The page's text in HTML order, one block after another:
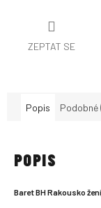
ZEPTAT SE
Popis Podobné
POPIS
Baret BH Rakousko